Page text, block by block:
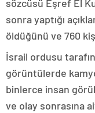
sözcüsü Eşref El
sonra yaptığı
öldüğünü ve 760
İsrail ordusu
görüntülerde
binlerce insan
ve olay sonrasına